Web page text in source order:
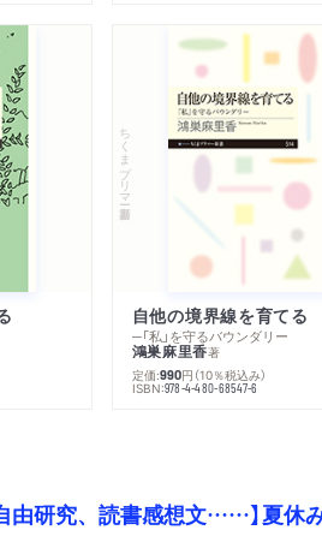
ちくまプリマー新書
自他の境界線を育てる
─「私」を守るバウンダリー
鴻巣麻里香著
定価:990円 （10％税込み）
ISBN:978-4-480-68547-6
由研究、読書感想文……】夏休